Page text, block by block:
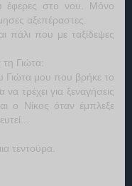
έφερες στο νου. Μόνο
αξεπέραστες.
πάλι που με ταξίδεψες
τη Γιώτα:
Γιώτα μου που βρήκε το
τρέχει για ξεναγήσεις
ο Νίκος όταν έμπλεξε
τεντούρα.